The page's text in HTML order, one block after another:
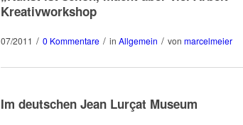
Kreativworkshop
07/2011 / 0 Kommentare / in Allgemein / von marcelmeier
Im deutschen Jean Lurçat Museum